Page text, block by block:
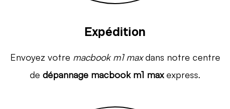
Expédition
Envoyez votre macbook m1 maxdans notre centre
de dépannage macbook m1 maxexpress.